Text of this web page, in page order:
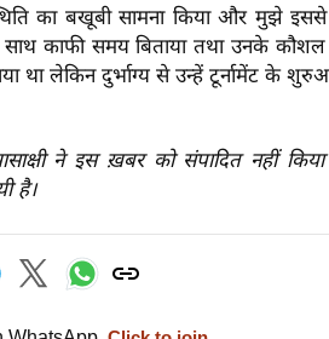
का बखूबी सामना किया और मुझे
साथ काफी समय बिताया तथा उनके
था लेकिन दुर्भाग्य से उन्हें टूर्नामेंट के
ने इस ख़बर को संपादित नहीं
है।